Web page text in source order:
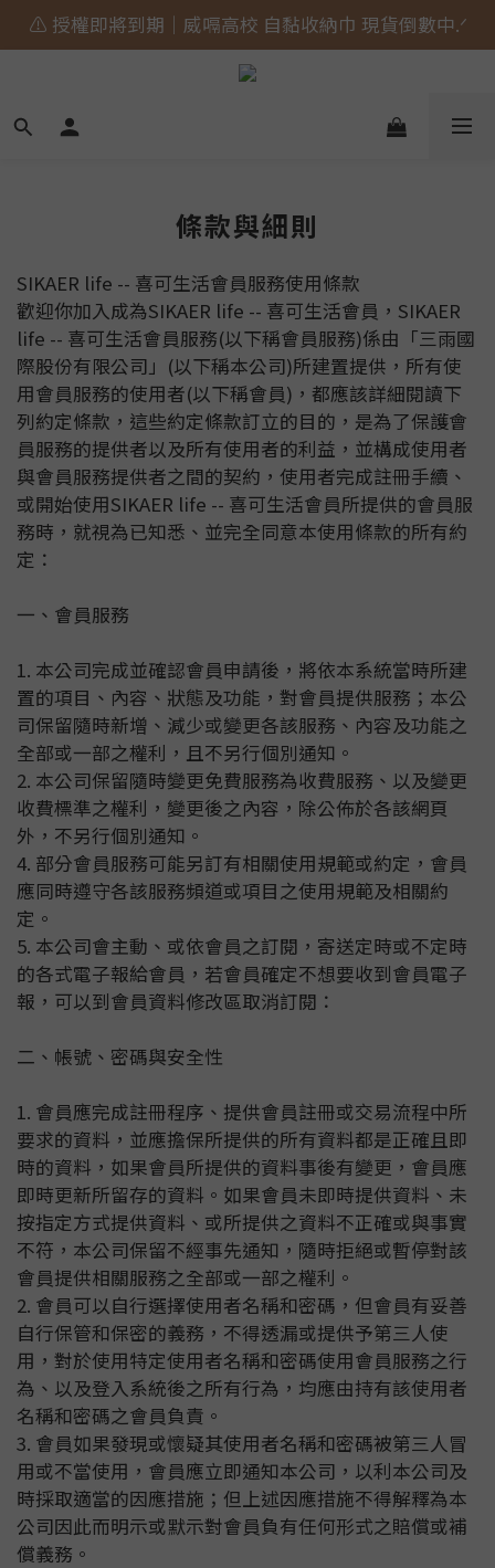
🎀 蝴蝶結貓貓的大人系日常 新上市⋆˚𝜗𝜚˚⋆
⚠️ 授權即將到期｜威嗝高校 自黏收納巾 現貨倒數中.ᐟ
🎀 蝴蝶結貓貓的大人系日常 新上市⋆˚𝜗𝜚˚⋆
條款與細則
SIKAER life -- 喜可生活會員服務使用條款
歡迎你加入成為SIKAER life -- 喜可生活會員，SIKAER
life -- 喜可生活會員服務(以下稱會員服務)係由「三雨國
際股份有限公司」(以下稱本公司)所建置提供，所有使
用會員服務的使用者(以下稱會員)，都應該詳細閱讀下
列約定條款，這些約定條款訂立的目的，是為了保護會
員服務的提供者以及所有使用者的利益，並構成使用者
與會員服務提供者之間的契約，使用者完成註冊手續、
或開始使用SIKAER life -- 喜可生活會員所提供的會員服
務時，就視為已知悉、並完全同意本使用條款的所有約
定：
一、會員服務
1. 本公司完成並確認會員申請後，將依本系統當時所建
置的項目、內容、狀態及功能，對會員提供服務；本公
司保留隨時新增、減少或變更各該服務、內容及功能之
全部或一部之權利，且不另行個別通知。
2. 本公司保留隨時變更免費服務為收費服務、以及變更
收費標準之權利，變更後之內容，除公佈於各該網頁
外，不另行個別通知。
4. 部分會員服務可能另訂有相關使用規範或約定，會員
應同時遵守各該服務頻道或項目之使用規範及相關約
定。
5. 本公司會主動、或依會員之訂閱，寄送定時或不定時
的各式電子報給會員，若會員確定不想要收到會員電子
報，可以到會員資料修改區取消訂閱：
二、帳號、密碼與安全性
1. 會員應完成註冊程序、提供會員註冊或交易流程中所
要求的資料，並應擔保所提供的所有資料都是正確且即
時的資料，如果會員所提供的資料事後有變更，會員應
即時更新所留存的資料。如果會員未即時提供資料、未
按指定方式提供資料、或所提供之資料不正確或與事實
不符，本公司保留不經事先通知，隨時拒絕或暫停對該
會員提供相關服務之全部或一部之權利。
2. 會員可以自行選擇使用者名稱和密碼，但會員有妥善
自行保管和保密的義務，不得透漏或提供予第三人使
用，對於使用特定使用者名稱和密碼使用會員服務之行
為、以及登入系統後之所有行為，均應由持有該使用者
名稱和密碼之會員負責。
3. 會員如果發現或懷疑其使用者名稱和密碼被第三人冒
用或不當使用，會員應立即通知本公司，以利本公司及
時採取適當的因應措施；但上述因應措施不得解釋為本
公司因此而明示或默示對會員負有任何形式之賠償或補
償義務。